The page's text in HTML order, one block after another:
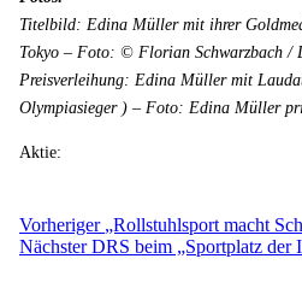
Titelbild: Edina Müller mit ihrer
Tokyo – Foto: © Florian Schwarzbach /
Preisverleihung: Edina Müller mit
Olympiasieger ) – Foto: Edina Müller
Aktie:
Vorheriger „Rollstuhlsport macht
Nächster DRS beim „Sportplatz der